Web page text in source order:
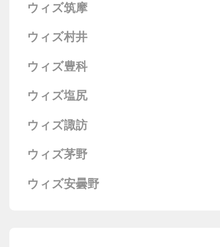
ウィズ筑摩
ウィズ村井
ウィズ豊科
ウィズ塩尻
ウィズ諏訪
ウィズ茅野
ウィズ安曇野